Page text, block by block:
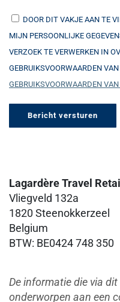
DOOR DIT VAKJE AAN TE
MIJN PERSOONLIJKE
VERZOEK TE VERWERKEN IN
GEBRUIKSVOORWAARDEN
GEBRUIKSVOORWAARDEN
Lagardère Travel
Vliegveld 132a
1820 Steenokkerzeel
Belgium
BTW: BE0424 748 350
De informatie die via
onderworpen aan een